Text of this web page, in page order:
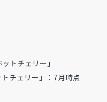
トチェリー」：7月時点